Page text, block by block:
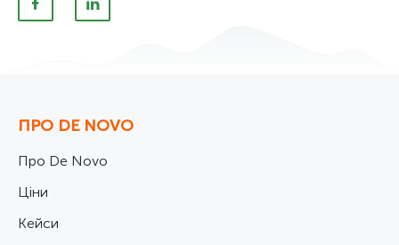
ПРО DE NOVO
Про De Novo
Ціни
Кейси